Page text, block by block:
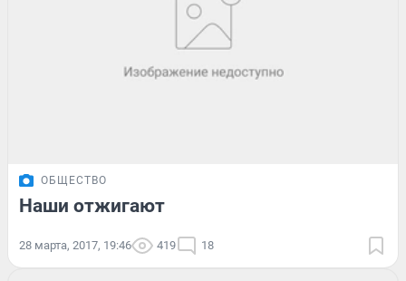
ОБЩЕСТВО
Наши отжигают
28 марта, 2017, 19:46 419 18